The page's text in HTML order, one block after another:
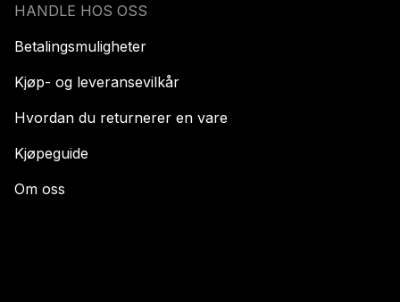
HANDLE HOS OSS
Betalingsmuligheter
Kjøp- og leveransevilkår
Hvordan du returnerer en vare
Kjøpeguide
Om oss